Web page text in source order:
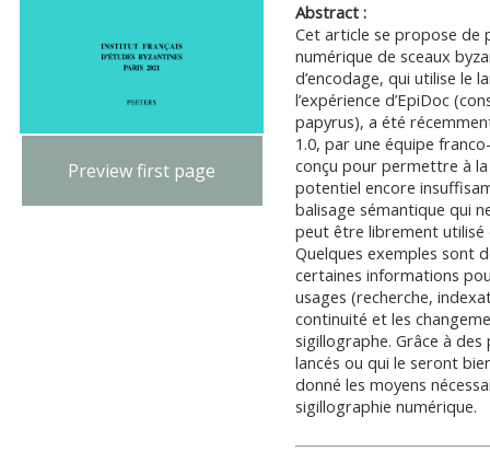
Preview first page
Abstract :
Cet article se propose de
numérique de sceaux
d’encodage, qui utilise le
l’expérience d’EpiDoc
papyrus), a été
1.0, par une équipe
conçu pour permettre à
potentiel encore
balisage sémantique qui
peut être librement utilisé
Quelques exemples sont
certaines informations
usages (recherche,
continuité et les
sigillographe. Grâce à
lancés ou qui le seront
donné les moyens
sigillographie numérique.